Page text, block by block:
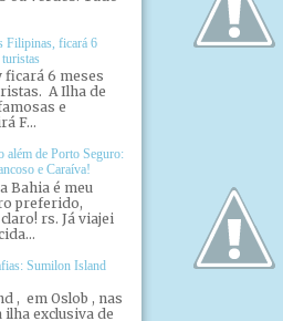
Filipinas, ficará 6
turistas
ficará 6 meses
A Ilha de
e
F...
além de Porto Seguro:
e Caraíva!
Bahia é meu
preferido,
rs. Já viajei
Sumilon Island
, em Oslob , nas
ilha exclusiva de